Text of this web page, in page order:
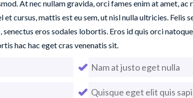
At nec nullam gravida, orci fames enim at amet,
cursus, mattis est eu sem, ut nisl nulla ultricies. Felis
eros sodales lobortis. Eros id quis orci
hac hac eget cras venenatis sit.
Nam at justo eget nulla
Quisque eget elit quis